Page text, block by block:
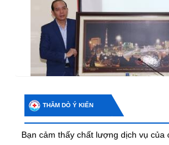
THĂM DÒ Ý KIẾN
Bạn cảm thấy chất lượng dịch vụ của